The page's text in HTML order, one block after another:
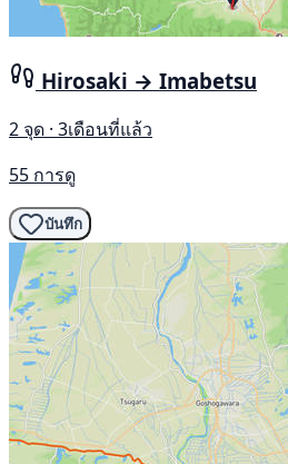
Hirosaki → Imabetsu
2 จุด · 3เดือนที่แล้ว
55 การดู
บันทึก